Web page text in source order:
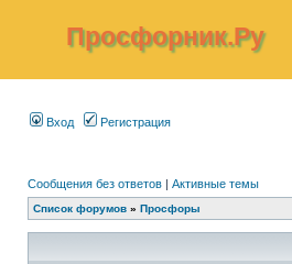
Просфорник.Ру
Вход Регистрация
Сообщения без ответов | Активные темы
Список форумов » Просфоры